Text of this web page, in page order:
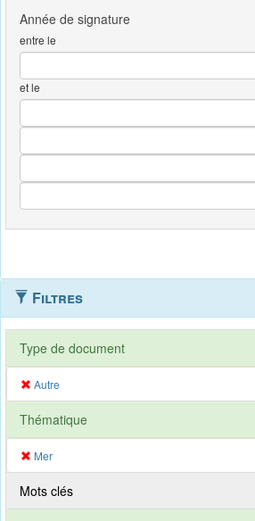
entre le
et le
Filtres
Type de document
Autre
Thématique
Mer
Mots clés